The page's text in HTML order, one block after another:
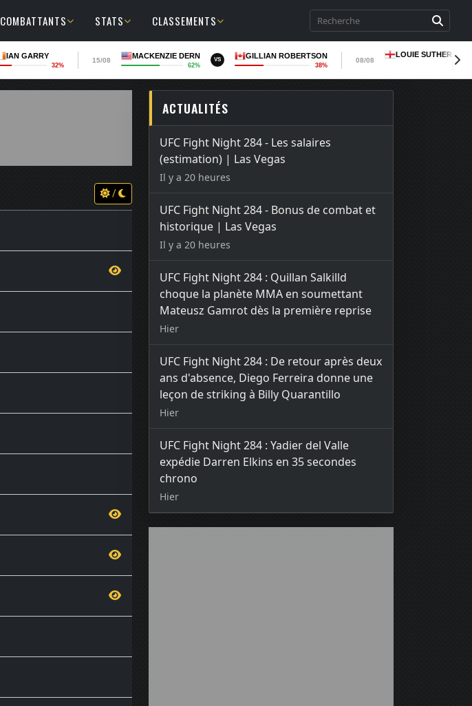
COMBATTANTS STATS CLASSEMENTS
IAN GARRY
32%
15/08
MACKENZIE DERN
62%
VS GILLIAN ROBERTSON
38%
08/08
LOUIE
LOSS
/
ACTUALITÉS
UFC Fight Night 284 - Les salaires
(estimation) | Las Vegas
Il y a 20 heures
UFC Fight Night 284 - Bonus de combat et
historique | Las Vegas
Il y a 20 heures
UFC Fight Night 284 : Quillan Salkilld
choque la planète MMA en soumettant
Mateusz Gamrot dès la première reprise
Hier
UFC Fight Night 284 : De retour après deux
ans d'absence, Diego Ferreira donne une
leçon de striking à Billy Quarantillo
Hier
UFC Fight Night 284 : Yadier del Valle
expédie Darren Elkins en 35 secondes
chrono
Hier